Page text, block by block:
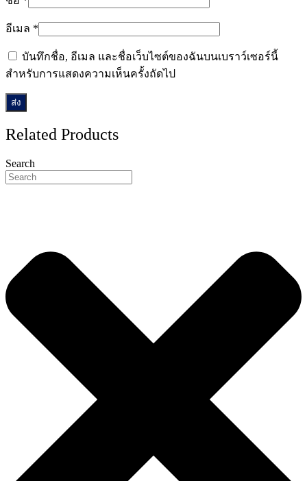
อีเมล *
บันทึกชื่อ, อีเมล และชื่อเว็บไซต์ของฉันบนเบราว์เซอร์นี้
สำหรับการแสดงความเห็นครั้งถัดไป
Related Products
Search